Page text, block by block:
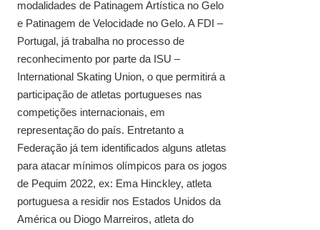
modalidades de Patinagem Artística no Gelo
e Patinagem de Velocidade no Gelo. A FDI –
Portugal, já trabalha no processo de
reconhecimento por parte da ISU –
International Skating Union, o que permitirá a
participação de atletas portugueses nas
competições internacionais, em
representação do país. Entretanto a
Federação já tem identificados alguns atletas
para atacar mínimos olímpicos para os jogos
de Pequim 2022, ex: Ema Hinckley, atleta
portuguesa a residir nos Estados Unidos da
América ou Diogo Marreiros, atleta do